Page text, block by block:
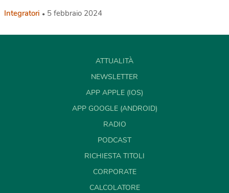
Integratori 5 febbraio 2024
ATTUALITÀ
NEWSLETTER
APP APPLE (IOS)
APP GOOGLE (ANDROID)
RADIO
PODCAST
RICHIESTA TITOLI
CORPORATE
CALCOLATORE